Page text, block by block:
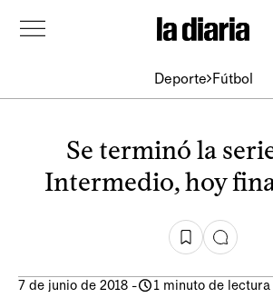
Deporte Fútbol
Se terminó la
Intermedio, hoy
7 de junio de 2018 - 1 minuto de lectura